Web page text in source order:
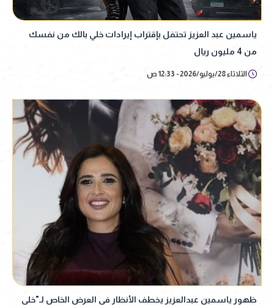
ياسمين عبد العزيز تحتفل بإقتراب إيرادات خلي بالك من نفسك
من 4 مليون ريال
الثلاثاء 28/يوليو/2026 - 12:33 ص
ظهور ياسمين عبدالعزيز يخطف الأنظار في العرض الخاص لـ"خلي